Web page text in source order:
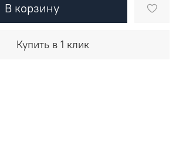
В корзину
Купить в 1 клик